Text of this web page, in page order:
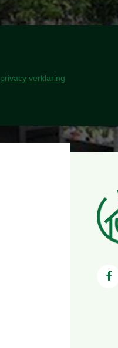
privacy verklaring